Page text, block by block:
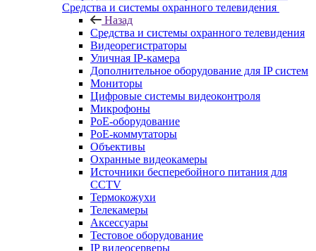
Средства и системы охранного телевидения
Назад
Средства и системы охранного телевидения
Видеорегистраторы
Уличная IP-камера
Дополнительное оборудование для IP систем
Мониторы
Цифровые системы видеоконтроля
Микрофоны
PoE-оборудование
PoE-коммутаторы
Объективы
Охранные видеокамеры
Источники бесперебойного питания для
CCTV
Термокожухи
Телекамеры
Аксессуары
Тестовое оборудование
IP видеосерверы